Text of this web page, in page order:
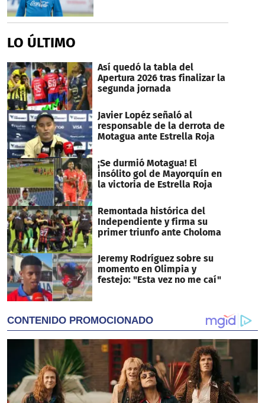
LO ÚLTIMO
Así quedó la tabla del
Apertura 2026 tras finalizar la
segunda jornada
Javier Lopéz señaló al
responsable de la derrota de
Motagua ante Estrella Roja
¡Se durmió Motagua! El
insólito gol de Mayorquín en
la victoria de Estrella Roja
Remontada histórica del
Independiente y firma su
primer triunfo ante Choloma
Jeremy Rodríguez sobre su
momento en Olimpia y
festejo: "Esta vez no me caí"